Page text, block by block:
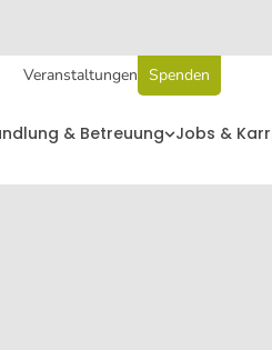
Veranstaltungen Spenden
& Betreuung Jobs &